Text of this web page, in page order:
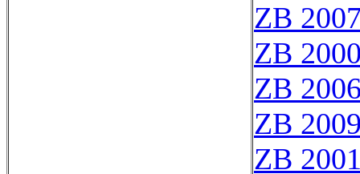
ZB
ZB
ZB
ZB
ZB